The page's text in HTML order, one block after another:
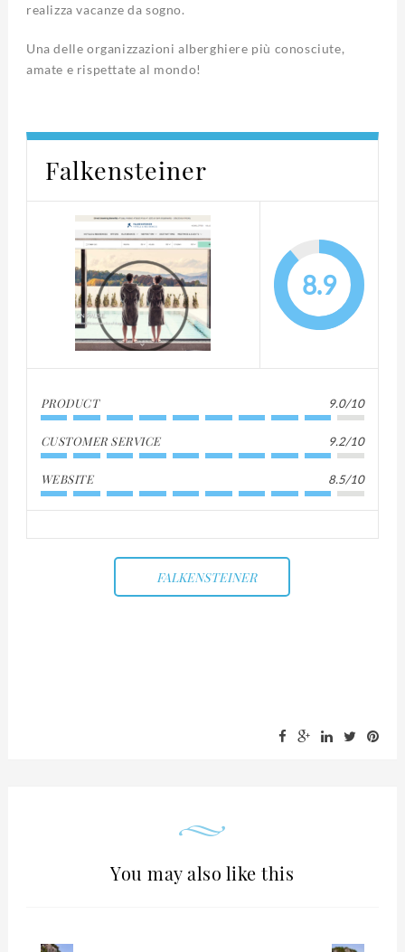
realizza vacanze da sogno.
Una delle organizzazioni alberghiere più conosciute,
amate e rispettate al mondo!
Falkensteiner
8.9
PRODUCT 9.0/10
CUSTOMER SERVICE 9.2/10
WEBSITE 8.5/10
FALKENSTEINER
You may also like this